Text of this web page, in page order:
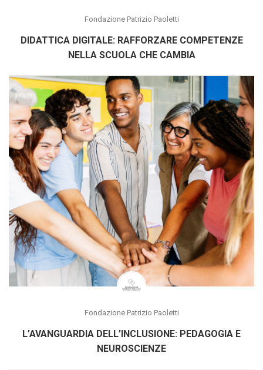
Fondazione Patrizio Paoletti
DIDATTICA DIGITALE: RAFFORZARE COMPETENZE
NELLA SCUOLA CHE CAMBIA
Fondazione Patrizio Paoletti
L’AVANGUARDIA DELL’INCLUSIONE: PEDAGOGIA E
NEUROSCIENZE